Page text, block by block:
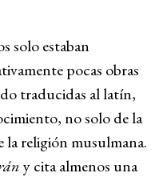
solo estaban
pocas obras
traducidas al latín,
no solo de la
la religión musulmana.
y cita almenos una